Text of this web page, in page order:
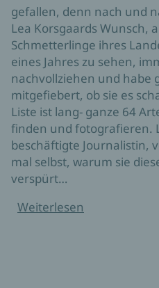
gefallen, denn nach und
Lea Korsgaards Wunsch,
Schmetterlinge ihres
eines Jahres zu sehen,
nachvollziehen und habe
mitgefiebert, ob sie es
Liste ist lang- ganze 64
finden und fotografieren.
beschäftigte Journalistin,
mal selbst, warum sie
verspürt…
Weiterlesen